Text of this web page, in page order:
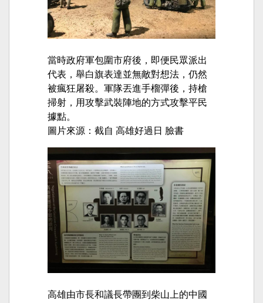
當時政府軍包圍市府後，即便民眾派出
代表，舉白旗表達並無敵對想法，仍然
被瘋狂屠殺。軍隊丟進手榴彈後，持槍
掃射，用攻擊武裝陣地的方式攻擊平民
據點。
圖片來源：截自 高雄好過日 臉書
高雄由市長和議長帶團到柴山上的中國